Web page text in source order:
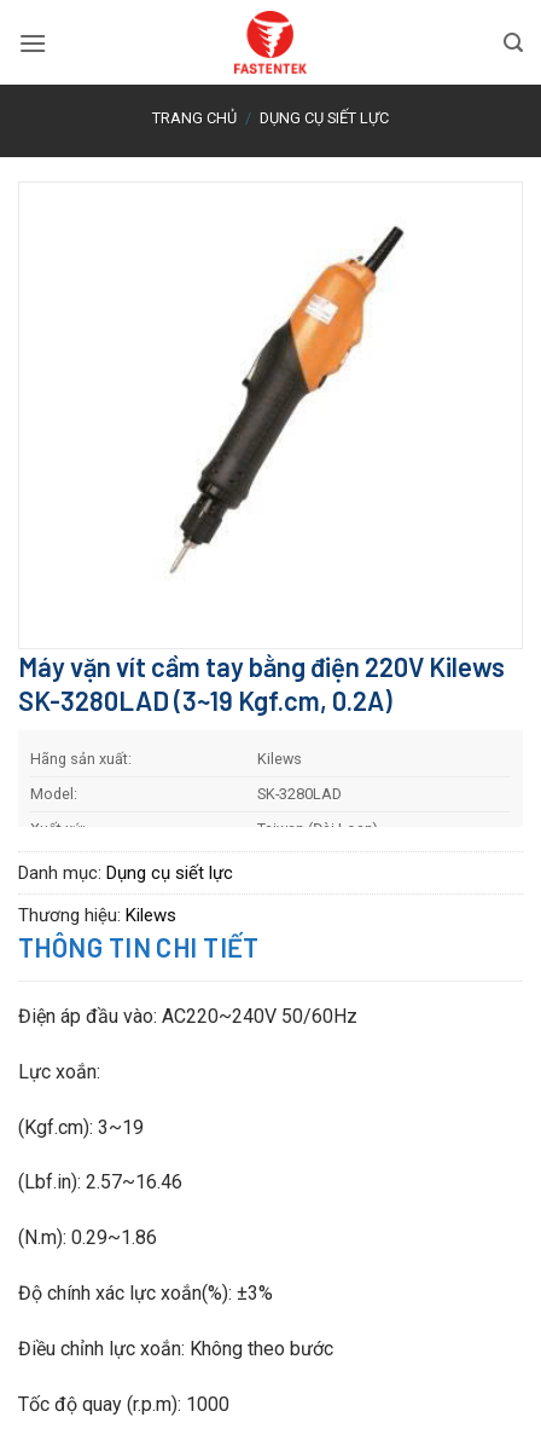
qua
TRANG CHỦ / DỤNG CỤ SIẾT LỰC
Máy vặn vít cầm tay bằng điện 220V Kilews
SK-3280LAD (3~19 Kgf.cm, 0.2A)
Hãng sản xuất:
Kilews
Model:
SK-3280LAD
Xuất xứ:
Taiwan (Đài Loan)
Bảo hành:
Danh mục: Dụng cụ siết lực
Thương hiệu: Kilews
THÔNG TIN CHI TIẾT
Điện áp đầu vào: AC220~240V 50/60Hz
Lực xoắn:
(Kgf.cm): 3~19
(Lbf.in): 2.57~16.46
(N.m): 0.29~1.86
Độ chính xác lực xoắn(%): ±3%
Điều chỉnh lực xoắn: Không theo bước
Tốc độ quay (r.p.m): 1000